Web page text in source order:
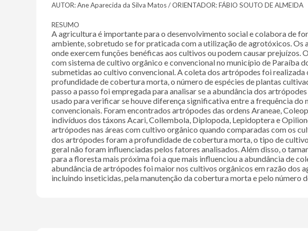
AUTOR: Ane Aparecida da Silva Matos / ORIENTADOR: FÁBIO SOUTO DE ALMEIDA
RESUMO
A agricultura é importante para o desenvolvimento social e colabora de
ambiente, sobretudo se for praticada com a utilização de agrotóxicos. Os
onde exercem funções benéficas aos cultivos ou podem causar
com sistema de cultivo orgânico e convencional no município de Paraíba
submetidas ao cultivo convencional. A coleta dos artrópodes foi
profundidade de cobertura morta, o número de espécies de plantas
passo a passo foi empregada para analisar se a abundância dos
usado para verificar se houve diferença significativa entre a frequência
convencionais. Foram encontrados artrópodes das ordens Araneae,
indivíduos dos táxons Acari, Collembola, Diplopoda, Lepidoptera e
artrópodes nas áreas com cultivo orgânico quando comparadas com os
dos artrópodes foram a profundidade de cobertura morta, o tipo de
geral não foram influenciadas pelos fatores analisados. Além disso, o
para a floresta mais próxima foi a que mais influenciou a abundância de
abundância de artrópodes foi maior nos cultivos orgânicos em razão dos
incluindo inseticidas, pela manutenção da cobertura morta e pelo número